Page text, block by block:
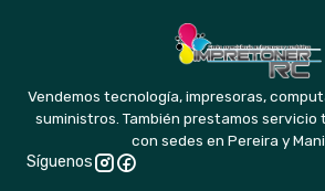
Vendemos tecnología, impresoras,
suministros. También prestamos
con sedes en Pereira y
Síguenos